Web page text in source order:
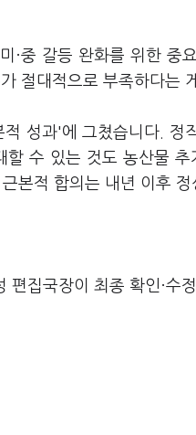
·중 갈등 완화를 위한 중
절대적으로 부족하다는
성과'에 그쳤습니다. 정
수 있는 것도 농산물 추
본적 합의는 내년 이후
집국장이 최종 확인·수